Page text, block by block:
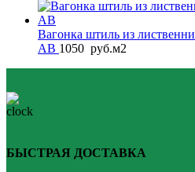
Вагонка штиль из
AB 1050 руб.м2
БЫСТРАЯ ДОСТАВКА